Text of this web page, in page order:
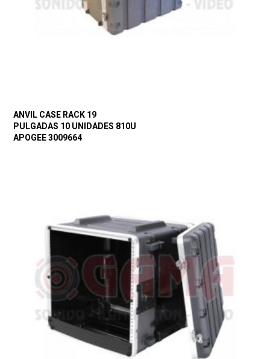
ANVIL CASE RACK 19
PULGADAS 10 UNIDADES 810U
APOGEE 3009664